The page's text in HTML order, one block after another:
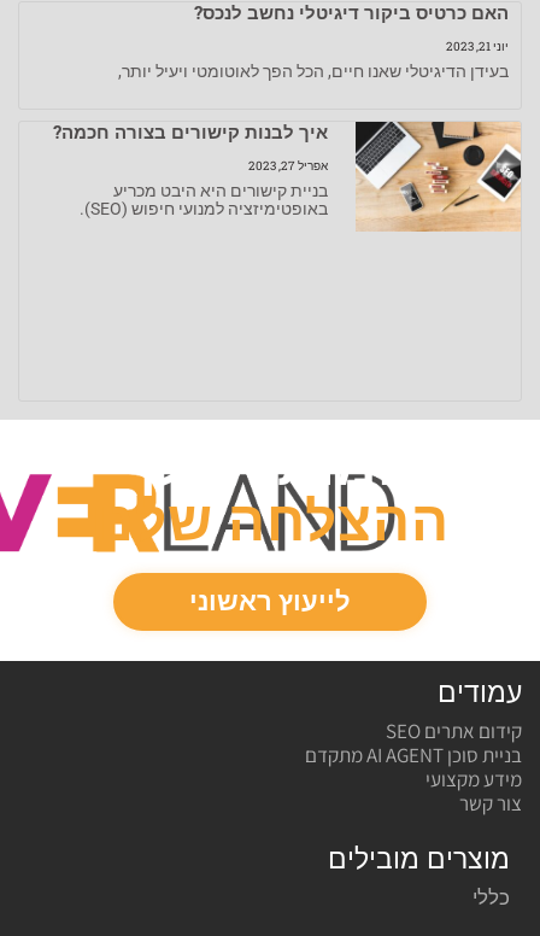
האם כרטיס ביקור דיגיטלי נחשב לנכס?
בעידן הדיגיטלי שאנו חיים, הכל הפך לאוטומטי ויעיל יותר,
איך לבנות קישורים בצורה חכמה?
אפריל 27, 2023
בניית קישורים היא היבט מכריע
באופטימיזציה למנועי חיפוש (SEO).
המותג שלך
ההצלחה שלנו
לייעוץ ראשוני
עמודים
קידום אתרים SEO
בניית סוכן AI AGENT מתקדם
מידע מקצועי
צור קשר
מוצרים מובילים
כללי